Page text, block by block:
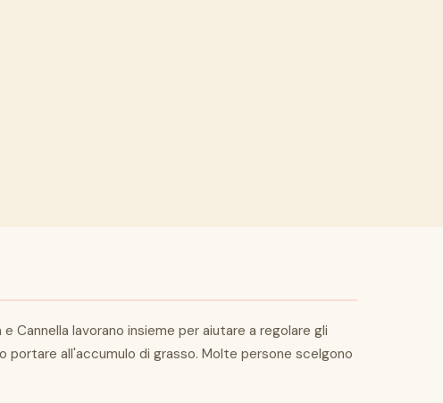
Cannella lavorano insieme per aiutare a regolare gli
portare all'accumulo di grasso. Molte persone scelgono